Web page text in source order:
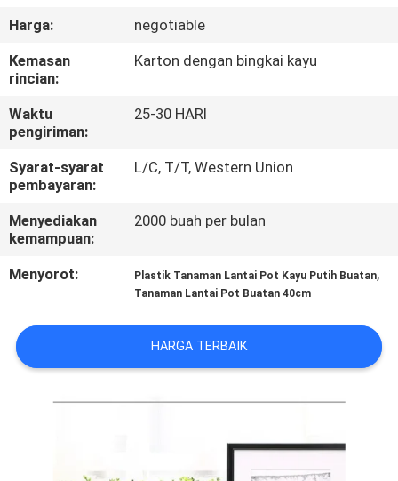
PABRIK
KUALITAS
HUBUNGI
KAMI
BERITA
KASUS
PENAWARAN
Harga:
negotiable
Kemasan
rincian:
Karton dengan bingkai kayu
Waktu
pengiriman:
25-30 HARI
Syarat-syarat
pembayaran:
L/C, T/T, Western Union
Menyediakan
kemampuan:
2000 buah per bulan
Menyorot: Plastik Tanaman Lantai Pot Kayu Putih Buatan,
Tanaman Lantai Pot Buatan 40cm
HARGA TERBAIK